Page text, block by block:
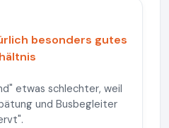
besonders gutes
etwas schlechter, weil
und Busbegleiter